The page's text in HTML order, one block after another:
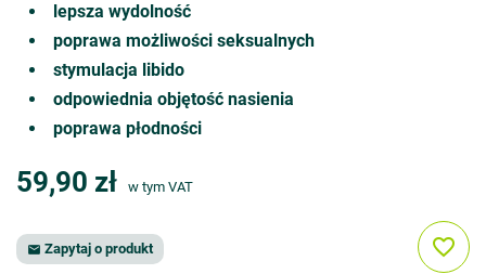
lepsza wydolność
poprawa możliwości seksualnych
stymulacja libido
odpowiednia objętość nasienia
poprawa płodności
59,90 zł w tym VAT
 Zapytaj o produkt favorite_border